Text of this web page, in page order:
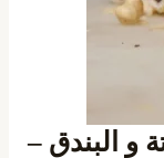
و البندق –